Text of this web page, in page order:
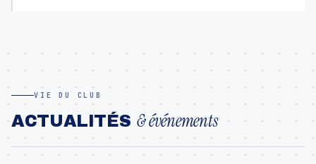
VIE DU CLUB
ACTUALITÉS & événements